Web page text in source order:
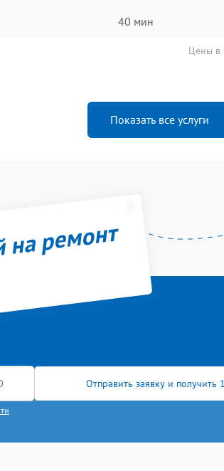
40 мин
Цены в
Показать все услуги
ремонт
Отправить заявку и получить